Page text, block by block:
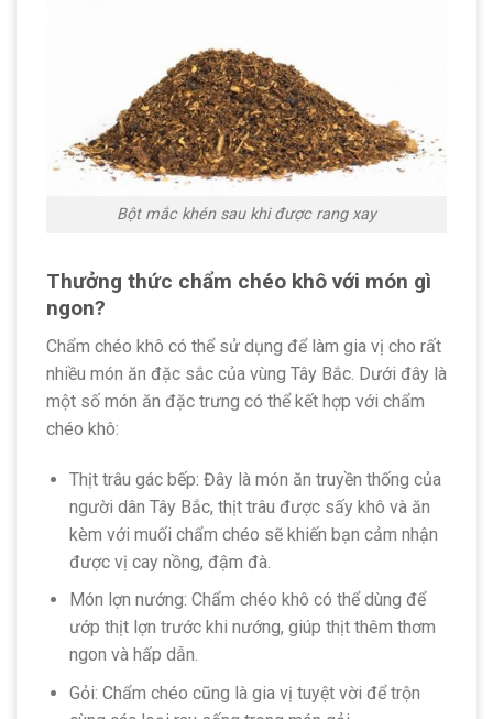
Bột mắc khén sau khi được rang xay
Thưởng thức chẩm chéo khô với món gì
ngon?
Chẩm chéo khô có thể sử dụng để làm gia vị cho rất
nhiều món ăn đặc sắc của vùng Tây Bắc. Dưới đây là
một số món ăn đặc trưng có thể kết hợp với chẩm
chéo khô:
Thịt trâu gác bếp: Đây là món ăn truyền thống của
người dân Tây Bắc, thịt trâu được sấy khô và ăn
kèm với muối chẩm chéo sẽ khiến bạn cảm nhận
được vị cay nồng, đậm đà.
Món lợn nướng: Chẩm chéo khô có thể dùng để
ướp thịt lợn trước khi nướng, giúp thịt thêm thơm
ngon và hấp dẫn.
Gỏi: Chẩm chéo cũng là gia vị tuyệt vời để trộn